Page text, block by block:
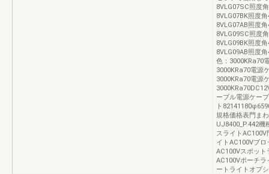
8VLG07SC照度
8VLG07BK照度
8VLG07AB照度
8VLG09SC照度
8VLG09BK照度
8VLG09AB照度
色：3000KRa70
3000KRa70電源
3000KRa70電源
ーブル電源ケー
ト
規格価格表門ま
UJ8400_P.442機
スライト
イトAC100Vブ
AC100Vスポッ
AC100Vポーチ
ートライトオプ